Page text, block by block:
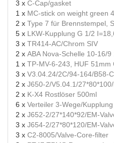
3 x C-Cap/gasket
1 x MC-stick on weight green
2 x Type 7 für Brennstempel,
5 x LKW-Kupplung G 1/2
3 x TR414-AC/Chrom SIV
2 x ABA Nova-Schelle 10-16/9
1 x TP-MV-6-243, HUF 51mm
3 x V3.04.24/2C/94-164/B58-
2 x J650-2/V5.04.1/
2 x K-X4 Rostlöser 500ml
6 x Verteiler 3-Wege/
2 x J652-2/27*140*92/EM-
3 x J654-2/27*80*120/EM-
3 x C2-8005/Valve-Core-filter